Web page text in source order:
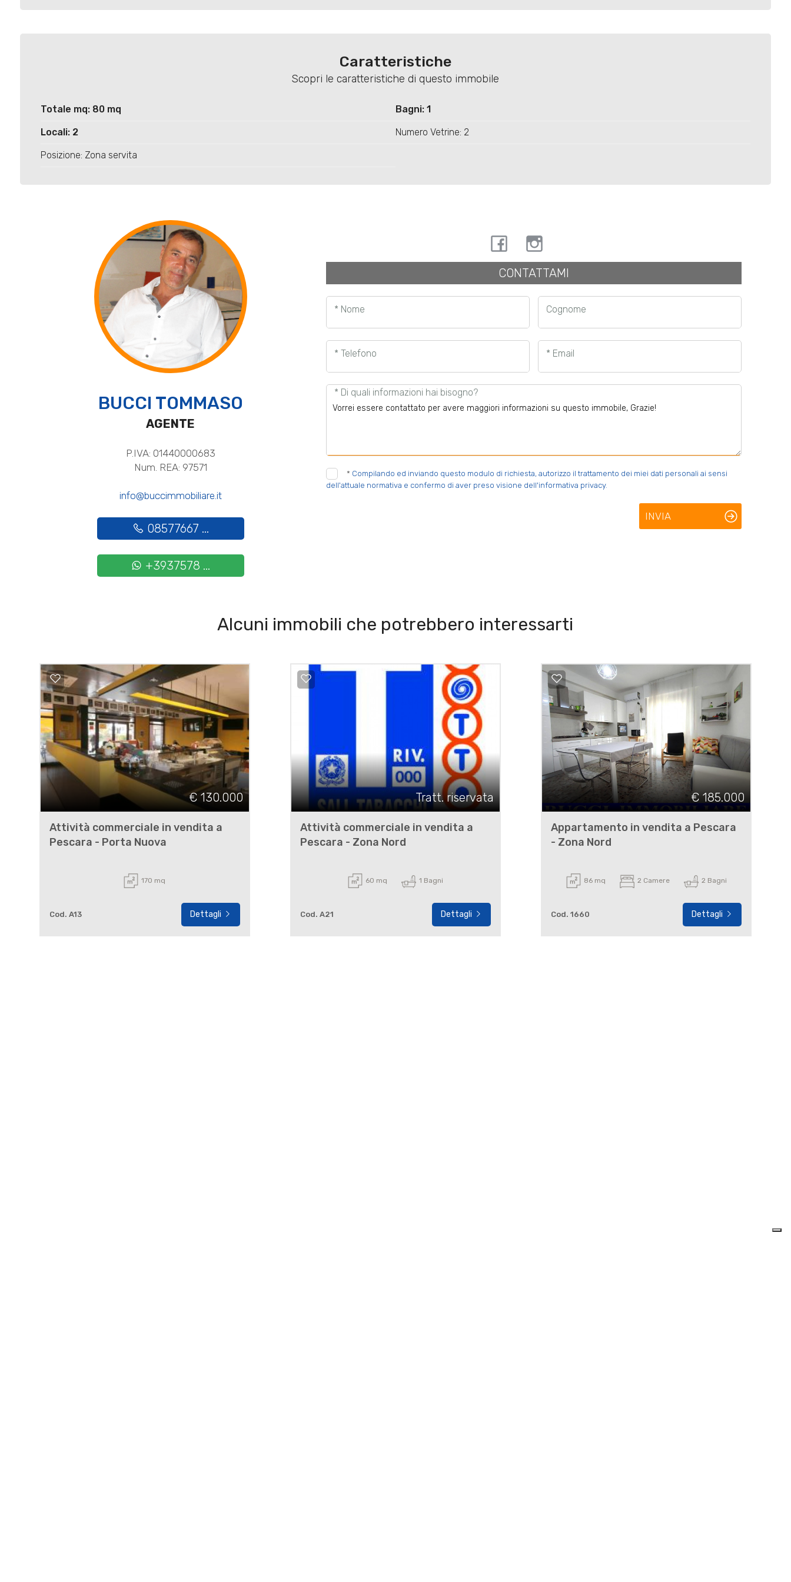
Caratteristiche
Scopri le caratteristiche di questo immobile
Totale mq: 80 mq Bagni: 1
Locali: 2 Numero Vetrine: 2
Posizione: Zona servita
BUCCI TOMMASO
AGENTE
P.IVA: 01440000683
Num. REA: 97571
info@buccimmobiliare.it
08577667 ...
+3937578 ...
CONTATTAMI
* Nome Cognome
* Telefono * Email
* Di quali informazioni hai bisogno?
* Compilando ed inviando questo modulo di richiesta, autorizzo il trattamento dei miei dati personali ai sensi
dell'attuale normativa e confermo di aver preso visione dell'informativa privacy.
INVIA
Alcuni immobili che potrebbero interessarti
€ 130.000
Attività commerciale in vendita a
Pescara - Porta Nuova
170 mq
Cod. A13 Dettagli
Tratt. riservata
Attività commerciale in vendita a
Pescara - Zona Nord
60 mq 1 Bagni
Cod. A21 Dettagli
€ 185.000
Appartamento in vendita a Pescara
- Zona Nord
86 mq 2 Camere 2 Bagni
Cod. 1660 Dettagli